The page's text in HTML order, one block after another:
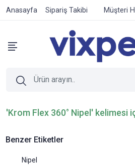
Anasayfa Sipariş Takibi Müşteri
'Krom Flex 360° Nipel' kelimesi
Benzer Etiketler
Nipel